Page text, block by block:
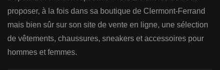
proposer, à la fois dans sa boutique de Clermont-Ferrand
mais bien sûr sur son site de vente en ligne, une sélection
de vêtements, chaussures, sneakers et accessoires pour
hommes et femmes.